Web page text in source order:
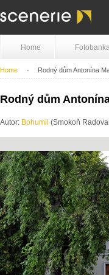
Home
Home Rodný dům Antonína
Rodný dům
Autor: Bohumil (Smokoň